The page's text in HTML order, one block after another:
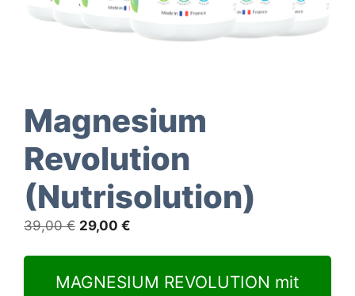
Magnesium
Revolution
(Nutrisolution)
39,00€ Ursprünglicher
39,00 €
29,00 €
29,00 €.
MAGNESIUM REVOLUTION mit